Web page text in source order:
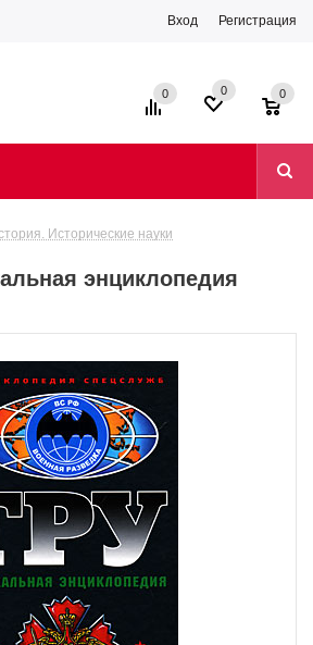
Вход Регистрация
0 0 0
Исторические науки
энциклопедия